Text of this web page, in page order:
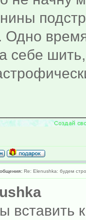
Одно
себе
Re: Elenushka: будем
вставить